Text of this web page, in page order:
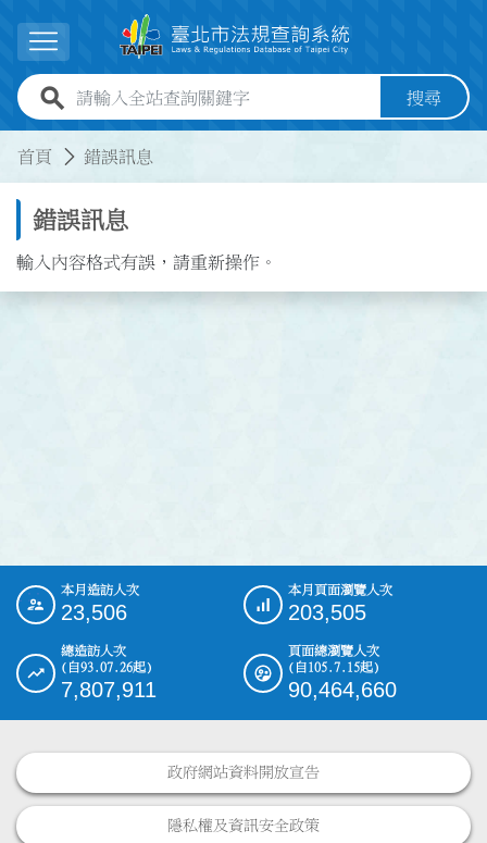
展開選單
全站查詢關鍵字欄位 搜尋
首頁 錯誤訊息
錯誤訊息
輸入內容格式有誤，請重新操作。
::: 本月造訪人次
23,506
本月頁面瀏覽人次
203,505
總造訪人次
(自93.07.26起)
7,807,911
頁面總瀏覽人次
(自105.7.15起)
90,464,660
政府網站資料開放宣告
隱私權及資訊安全政策